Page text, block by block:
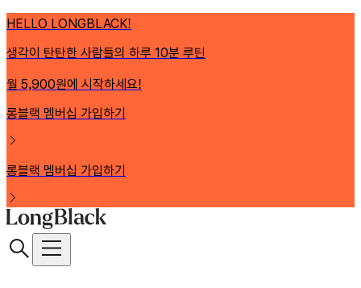
HELLO LONGBLACK!
생각이 탄탄한 사람들의 하루 10분 루틴
월 5,900원에 시작하세요!
롱블랙 멤버십 가입하기
롱블랙 멤버십 가입하기